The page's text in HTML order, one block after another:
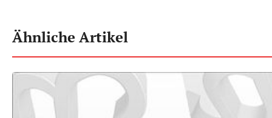
Ähnliche Artikel